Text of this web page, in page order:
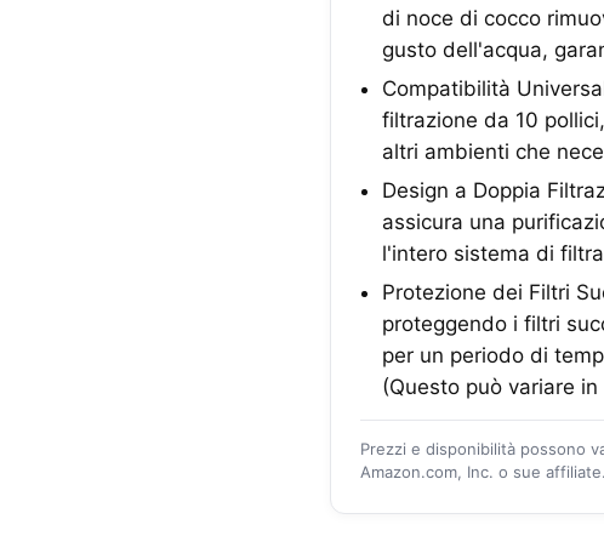
di noce di cocco
gusto dell'acqua,
Compatibilità
filtrazione da 10
altri ambienti che
Design a Doppia
assicura una
l'intero sistema di
Protezione dei Filtri
proteggendo i filtri
per un periodo di
(Questo può variare
Prezzi e disponibilità possono
Amazon.com, Inc. o sue affiliate.